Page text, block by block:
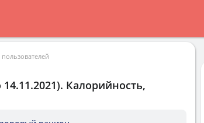
. Калорийность,